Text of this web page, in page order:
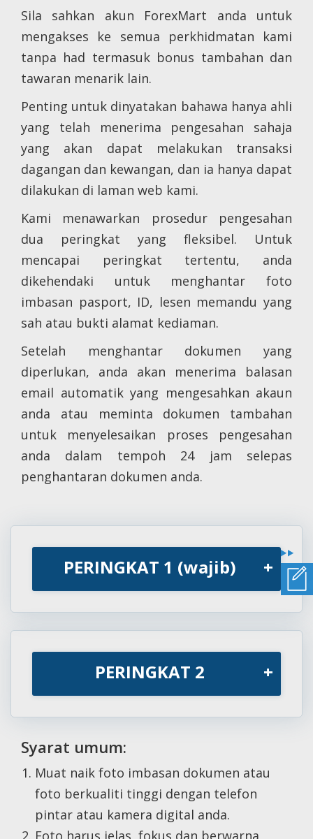
Sila sahkan akun ForexMart anda untuk
mengakses ke semua perkhidmatan kami
tanpa had termasuk bonus tambahan dan
tawaran menarik lain.
Penting untuk dinyatakan bahawa hanya ahli
yang telah menerima pengesahan sahaja
yang akan dapat melakukan transaksi
dagangan dan kewangan, dan ia hanya dapat
dilakukan di laman web kami.
Kami menawarkan prosedur pengesahan
dua peringkat yang fleksibel. Untuk
mencapai peringkat tertentu, anda
dikehendaki untuk menghantar foto
imbasan pasport, ID, lesen memandu yang
sah atau bukti alamat kediaman.
Setelah menghantar dokumen yang
diperlukan, anda akan menerima balasan
email automatik yang mengesahkan akaun
anda atau meminta dokumen tambahan
untuk menyelesaikan proses pengesahan
anda dalam tempoh 24 jam selepas
penghantaran dokumen anda.
+
PERINGKAT 1 (wajib)
PERINGKAT 2 +
Syarat umum:
Muat naik foto imbasan dokumen atau
foto berkualiti tinggi dengan telefon
pintar atau kamera digital anda.